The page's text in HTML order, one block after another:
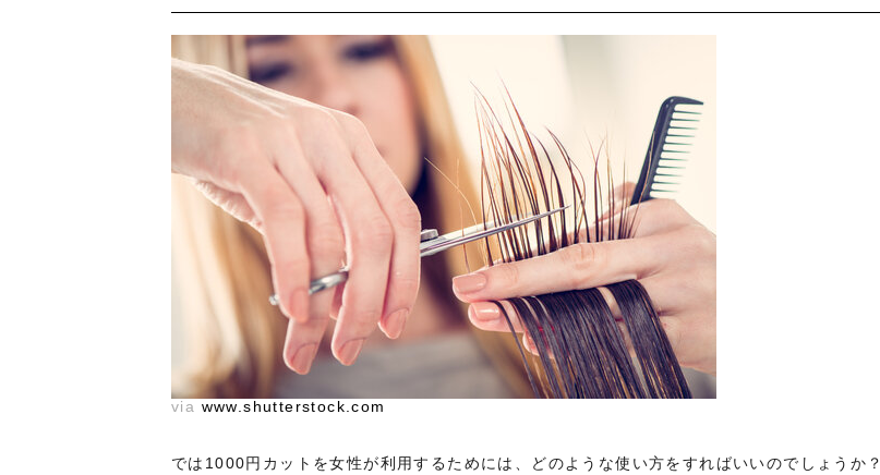
via www.shutterstock.com
では1000円カットを女性が利用するためには、どのような使い方をすればいいのでしょうか？